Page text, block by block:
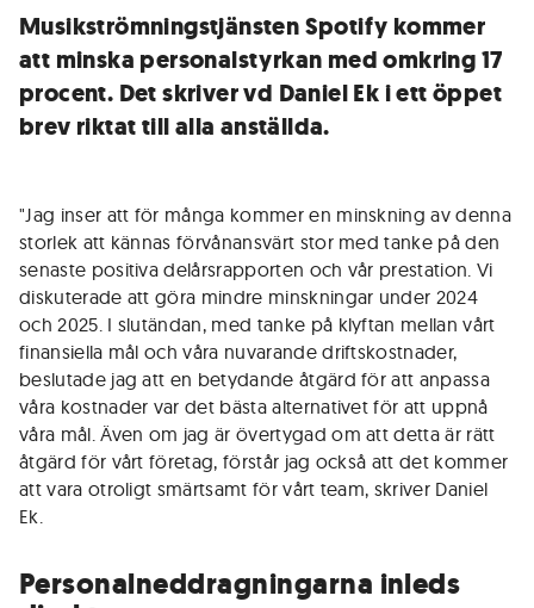
Musikströmningstjänsten Spotify kommer
att minska personalstyrkan med omkring 17
procent. Det skriver vd Daniel Ek i ett öppet
brev riktat till alla anställda.
"Jag inser att för många kommer en minskning av denna
storlek att kännas förvånansvärt stor med tanke på den
senaste positiva delårsrapporten och vår prestation. Vi
diskuterade att göra mindre minskningar under 2024
och 2025. I slutändan, med tanke på klyftan mellan vårt
finansiella mål och våra nuvarande driftskostnader,
beslutade jag att en betydande åtgärd för att anpassa
våra kostnader var det bästa alternativet för att uppnå
våra mål. Även om jag är övertygad om att detta är rätt
åtgärd för vårt företag, förstår jag också att det kommer
att vara otroligt smärtsamt för vårt team, skriver Daniel
Ek.
Personalneddragningarna inleds